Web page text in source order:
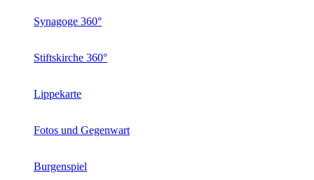
Synagoge 360°
Stiftskirche 360°
Lippekarte
Fotos und Gegenwart
Burgenspiel